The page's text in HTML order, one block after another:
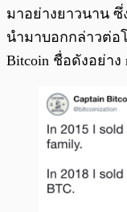
มาอย่างยาวนาน
นำมาบอกกล่าวต่อ
Bitcoin ชื่อดังอย่าง